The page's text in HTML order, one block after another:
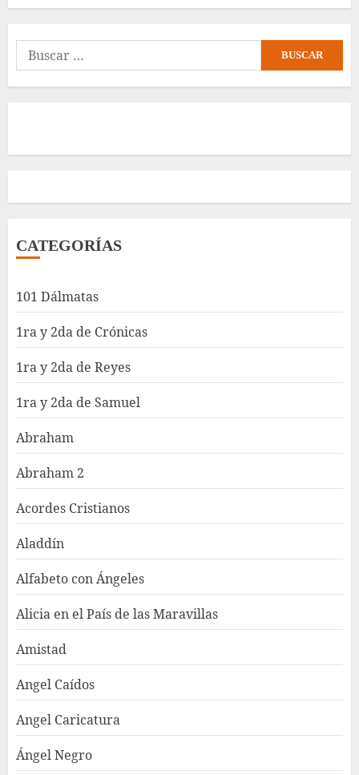
Buscar:
CATEGORÍAS
101 Dálmatas
1ra y 2da de Crónicas
1ra y 2da de Reyes
1ra y 2da de Samuel
Abraham
Abraham 2
Acordes Cristianos
Aladdín
Alfabeto con Ángeles
Alicia en el País de las Maravillas
Amistad
Angel Caídos
Angel Caricatura
Ángel Negro